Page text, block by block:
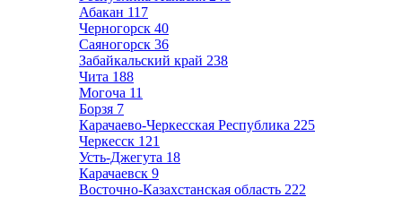
Абакан 117
Черногорск 40
Саяногорск 36
Забайкальский край 238
Чита 188
Могоча 11
Борзя 7
Карачаево-Черкесская Республика 225
Черкесск 121
Усть-Джегута 18
Карачаевск 9
Восточно-Казахстанская область 222